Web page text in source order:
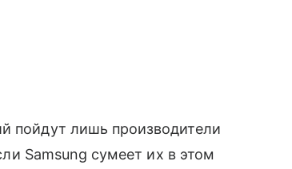
пойдут лишь производители
Samsung сумеет их в этом